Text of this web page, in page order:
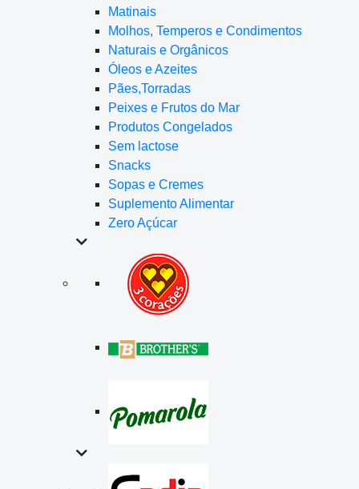
Matinais
Molhos, Temperos e Condimentos
Naturais e Orgânicos
Óleos e Azeites
Pães,Torradas
Peixes e Frutos do Mar
Produtos Congelados
Sem lactose
Snacks
Sopas e Cremes
Suplemento Alimentar
Zero Açúcar